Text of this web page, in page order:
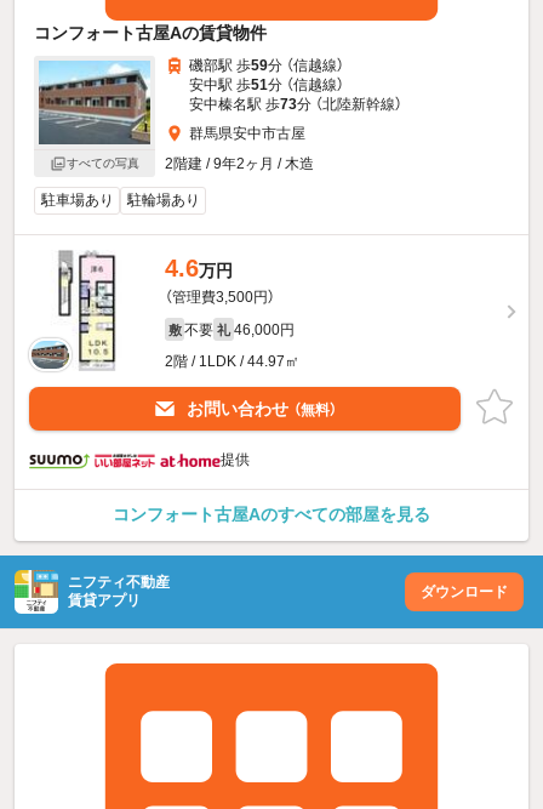
コンフォート古屋Aの賃貸物件
すべての写真
磯部駅 歩59分 （信越線）
安中駅 歩51分 （信越線）
安中榛名駅 歩73分 （北陸新幹線）
群馬県安中市古屋
2階建 / 9年2ヶ月 / 木造
駐車場あり 駐輪場あり
4.6万円
（管理費3,500円）
敷 不要 礼 46,000円
2階 / 1LDK / 44.97㎡
お問い合わせ （無料）
提供
コンフォート古屋Aのすべての部屋を見る
ニフティ不動産
賃貸アプリ
ダウンロード